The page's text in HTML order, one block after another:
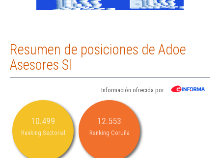
Resumen de posiciones de Adoe
Asesores Sl
Información ofrecida por
10.499
Ranking Sectorial
12.553
Ranking Coruña